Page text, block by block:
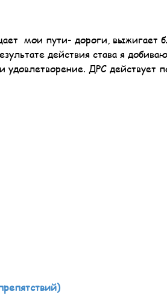
мои пути- дороги, выжигает
действия става я
ДРС действует